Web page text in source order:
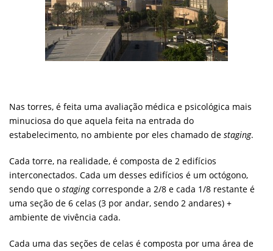
Nas torres, é feita uma avaliação médica e psicológica mais
minuciosa do que aquela feita na entrada do
estabelecimento, no ambiente por eles chamado de staging.
Cada torre, na realidade, é composta de 2 edifícios
interconectados. Cada um desses edifícios é um octógono,
sendo que o stagingcorresponde a 2/8 e cada 1/8 restante é
uma seção de 6 celas (3 por andar, sendo 2 andares) +
ambiente de vivência cada.
Cada uma das seções de celas é composta por uma área de